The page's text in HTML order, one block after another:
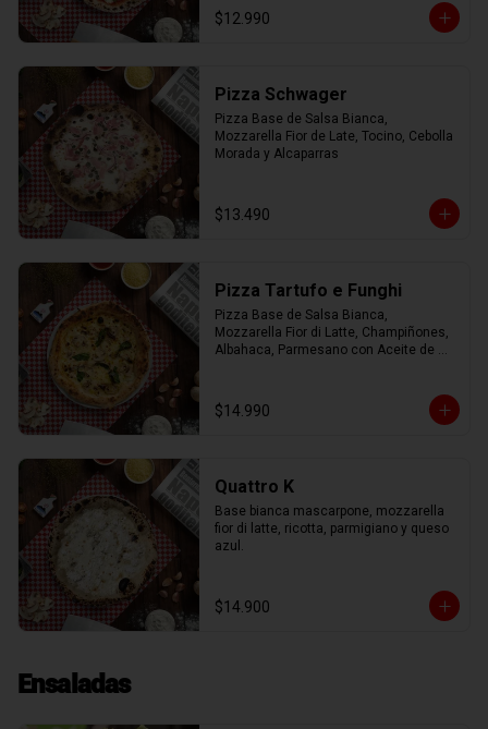
$12.990
Pizza Schwager
Pizza Base de Salsa Bianca,
Mozzarella Fior de Late, Tocino, Cebolla
Morada y Alcaparras
$13.490
Pizza Tartufo e Funghi
Pizza Base de Salsa Bianca,
Mozzarella Fior di Latte, Champiñones,
Albahaca, Parmesano con Aceite de
$14.990
Quattro K
Base bianca mascarpone, mozzarella
fior di latte, ricotta, parmigiano y queso
azul.
$14.900
Ensaladas